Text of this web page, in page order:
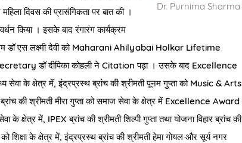
Dr. Purnima Sharma
दिवस की प्रासंगिकता पर बात की ।
किया । इसके बाद रंगारंग कार्यक्रम
डॉ एस लक्ष्मी देवी कोMaharani Ahilyabai Holkar Lifetime
डॉ दीपिका कोहली ने Citationपढ़ा । उसके बाद Excellence
सेवा के क्षेत्र में,इंद्रप्रस्थ ब्रांच की श्रीमती पूनम गुप्ता कोMusic & Arts
की श्रीमती मीरा गुप्ता को समाज सेवा के क्षेत्र में Excellence Award
के क्षेत्र में, IPEXब्रांच की श्रीमती शिल्पी गुप्ता तथा योजना विहार ब्रांच की
शिक्षा के क्षेत्र में,इंद्रप्रस्थ ब्रांच की श्रीमती हेमा गोयल और सूर्य नगर